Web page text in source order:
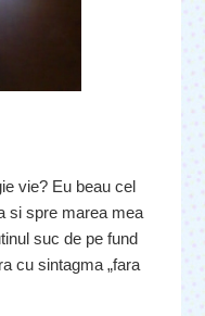
vie? Eu beau cel
si spre marea mea
suc de pe fund
cu sintagma „fara